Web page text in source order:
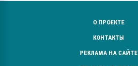
О ПРОЕКТЕ
КОНТАКТЫ
РЕКЛАМА НА САЙТЕ